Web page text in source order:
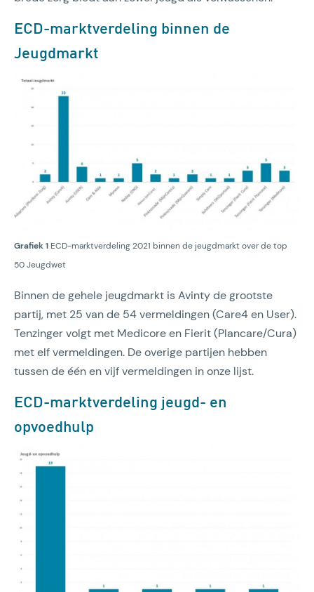
ECD-marktverdeling binnen de
Jeugdmarkt
Grafiek 1 ECD-marktverdeling 2021 binnen de jeugdmarkt over de top
50 Jeugdwet
Binnen de gehele jeugdmarkt is Avinty de grootste
partij, met 25 van de 54 vermeldingen (Care4 en User).
Tenzinger volgt met Medicore en Fierit (Plancare/Cura)
met elf vermeldingen. De overige partijen hebben
tussen de één en vijf vermeldingen in onze lijst.
ECD-marktverdeling jeugd- en
opvoedhulp